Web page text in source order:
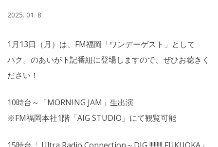
2025. 01. 8
1月13日（月）は、FM福岡「ワンデーゲスト」として
ハク。のあいが下記番組に登場しますので、ぜひお聴きく
ださい！
10時台～「MORNING JAM」生出演
※FM福岡本社1階「AIG STUDIO」にて観覧可能